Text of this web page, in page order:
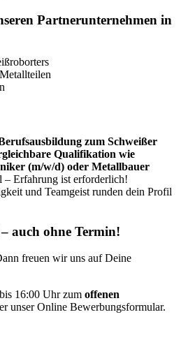
Partnerunternehmen in
zum Schweißer
Qualifikation wie
(m/w/d) oder Metallbauer
– Erfahrung ist erforderlich!
und Teamgeist runden dein Profil
auch ohne Termin!
freuen wir uns auf Deine
16:00 Uhr zum offenen
unser Online Bewerbungsformular.